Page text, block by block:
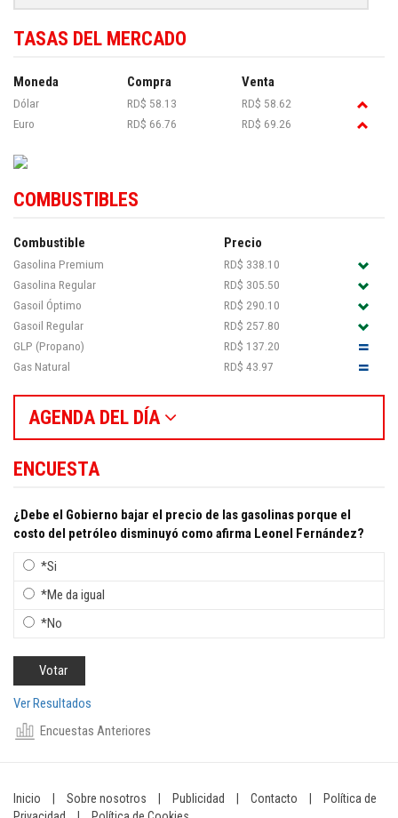
TASAS DEL MERCADO
Moneda Compra Venta
Dólar RD$ 58.13
RD$ 58.62
Euro
RD$ 66.76 RD$ 69.26
COMBUSTIBLES
Combustible Precio
Gasolina Premium
RD$ 338.10
Gasolina Regular
RD$ 305.50
Gasoil Óptimo
RD$ 290.10
Gasoil Regular
RD$ 257.80
GLP (Propano)
RD$ 137.20
Gas Natural
RD$ 43.97
AGENDA DEL DÍA
ENCUESTA
¿Debe el Gobierno bajar el precio de las gasolinas porque el
costo del petróleo disminuyó como afirma Leonel Fernández?
*Si
*Me da igual
*No
Ver Resultados
Encuestas Anteriores
Inicio Sobre nosotros Publicidad Contacto
Política de